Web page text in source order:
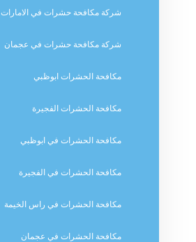
شركة مكافحة حشرات في الامارات
شركة مكافحة حشرات في عجمان
مكافحة الحشرات ابوظبي
مكافحة الحشرات الفجيرة
مكافحة الحشرات في ابوظبي
مكافحة الحشرات في الفجيرة
مكافحة الحشرات في راس الخيمة
مكافحة الحشرات في عجمان